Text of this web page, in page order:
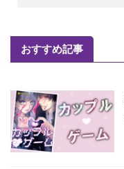
おすすめ記事